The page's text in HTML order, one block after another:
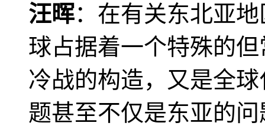
汪晖：在有关东北亚
球占据着一个特殊的
冷战的构造，又是全
题甚至不仅是东亚的